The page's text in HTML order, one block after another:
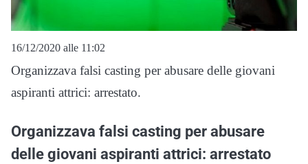
16/12/2020 alle 11:02
Organizzava falsi casting per abusare delle giovani
aspiranti attrici: arrestato.
Organizzava falsi casting per abusare
delle giovani aspiranti attrici: arrestato